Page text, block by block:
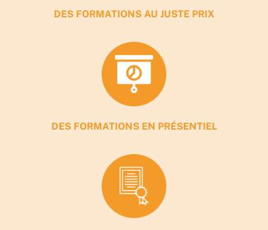
DES FORMATIONS AU JUSTE PRIX
DES FORMATIONS EN PRÉSENTIEL